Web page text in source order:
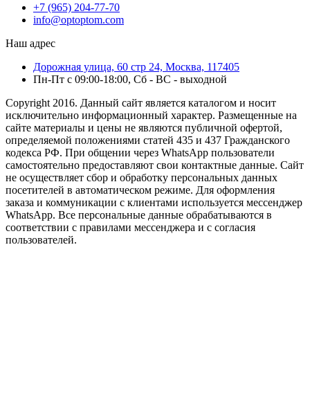
+7 (965) 204-77-70
info@optoptom.com
Наш адрес
Дорожная улица, 60 стр 24, Москва, 117405
Пн-Пт с 09:00-18:00, Сб - ВС - выходной
Copyright 2016. Данный сайт является каталогом и носит
исключительно информационный характер. Размещенные на
сайте материалы и цены не являются публичной офертой,
определяемой положениями статей 435 и 437 Гражданского
кодекса РФ. При общении через WhatsApp пользователи
самостоятельно предоставляют свои контактные данные. Сайт
не осуществляет сбор и обработку персональных данных
посетителей в автоматическом режиме. Для оформления
заказа и коммуникации с клиентами используется мессенджер
WhatsApp. Все персональные данные обрабатываются в
соответствии с правилами мессенджера и с согласия
пользователей.